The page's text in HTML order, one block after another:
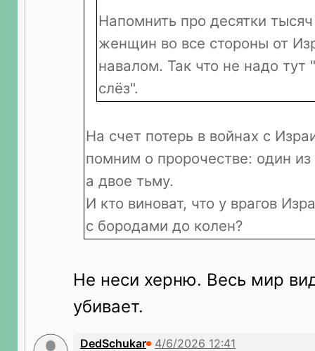
Напомнить про десятки
женщин во все стороны от
навалом. Так что не надо тут
слёз".
На счет потерь в войнах с
помним о пророчестве: один из
а двое тьму.
И кто виноват, что у врагов
с бородами до колен?
Не неси херню. Весь мир
убивает.
DedSchukar